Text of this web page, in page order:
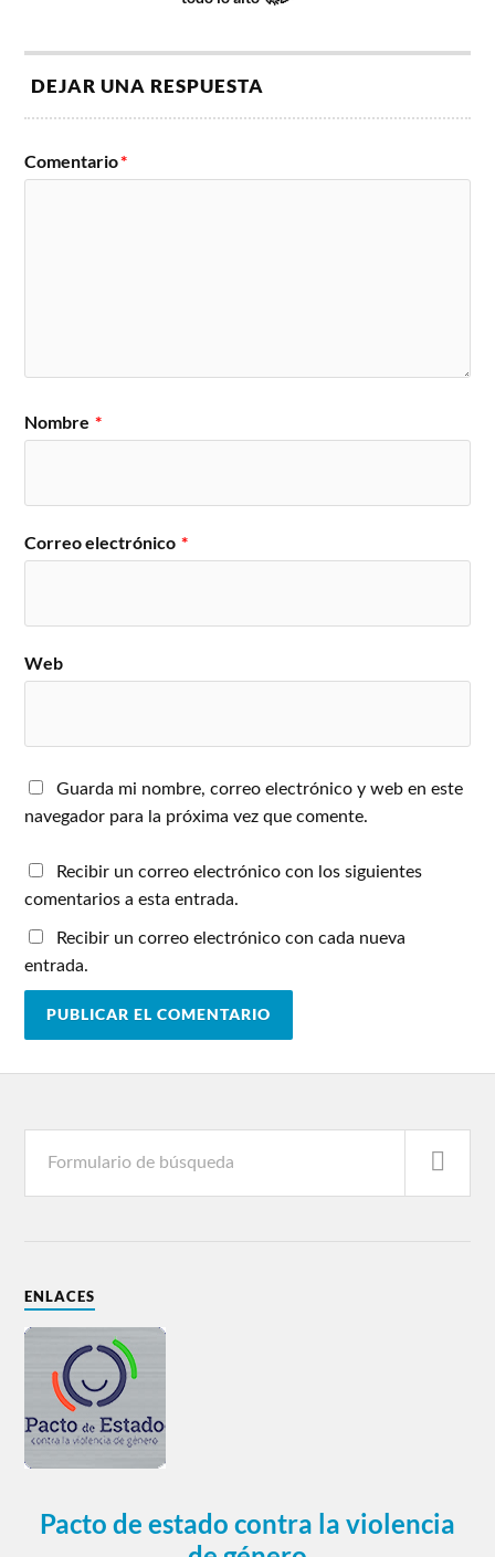
DEJAR UNA RESPUESTA
Comentario*
Nombre *
Correo electrónico *
Web
Guarda mi nombre, correo electrónico y web en este
navegador para la próxima vez que comente.
Recibir un correo electrónico con los siguientes
comentarios a esta entrada.
Recibir un correo electrónico con cada nueva
entrada.
ENLACES
Pacto de estado contra la violencia